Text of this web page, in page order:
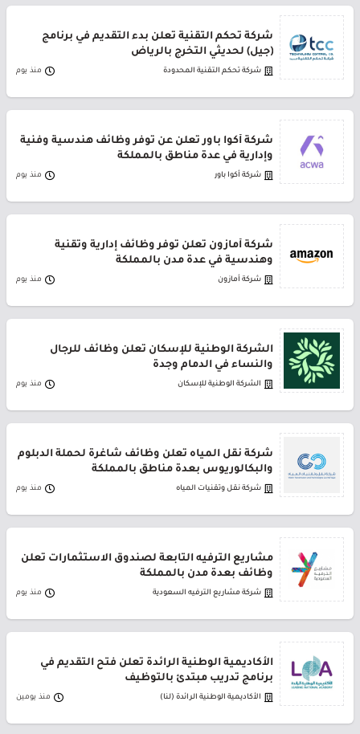
شركة تحكم التقنية تعلن بدء التقديم في برنامج
(جيل) لحديثي التخرج بالرياض
شركة تحكم التقنية المحدودة منذ يوم
شركة أكوا باور تعلن عن توفر وظائف هندسية وفنية
وإدارية في عدة مناطق بالمملكة
شركة أكوا باور منذ يوم
شركة أمازون تعلن توفر وظائف إدارية وتقنية
وهندسية في عدة مدن بالمملكة
شركة أمازون منذ يوم
الشركة الوطنية للإسكان تعلن وظائف للرجال
والنساء في الدمام وجدة
الشركة الوطنية للإسكان منذ يوم
شركة نقل المياه تعلن وظائف شاغرة لحملة الدبلوم
والبكالوريوس بعدة مناطق بالمملكة
شركة نقل وتقنيات المياه منذ يوم
مشاريع الترفيه التابعة لصندوق الاستثمارات تعلن
وظائف بعدة مدن بالمملكة
شركة مشاريع الترفيه السعودية منذ يوم
الأكاديمية الوطنية الرائدة تعلن فتح التقديم في
برنامج تدريب مبتدئ بالتوظيف
الأكاديمية الوطنية الرائدة (لنا) منذ يومين